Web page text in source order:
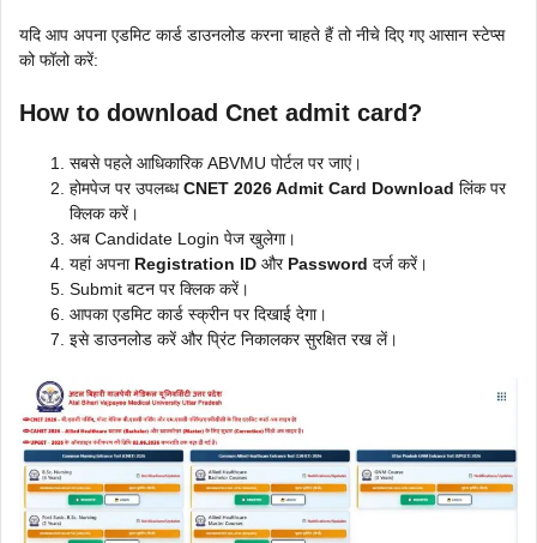
यदि आप अपना एडमिट कार्ड डाउनलोड करना चाहते हैं तो नीचे दिए गए आसान स्टेप्स
को फॉलो करें:
How to download Cnet admit card?
सबसे पहले आधिकारिक ABVMU पोर्टल पर जाएं।
होमपेज पर उपलब्धCNET 2026 Admit Card Download लिंक पर
क्लिक करें।
अब Candidate Login पेज खुलेगा।
यहां अपना Registration ID और Password दर्ज करें।
Submit बटन पर क्लिक करें।
आपका एडमिट कार्ड स्क्रीन पर दिखाई देगा।
इसे डाउनलोड करें और प्रिंट निकालकर सुरक्षित रख लें।